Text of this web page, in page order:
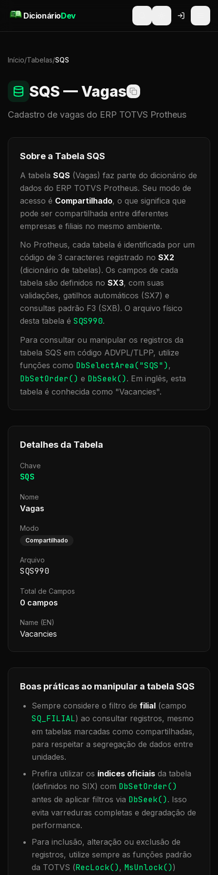
DicionárioDev
Início/Tabelas/SQS
SQS — Vagas
Cadastro de vagas do ERP TOTVS Protheus
Sobre a Tabela SQS
A tabela SQS (Vagas) faz parte do dicionário de
dados do ERP TOTVS Protheus. Seu modo de
acesso é Compartilhado, o que significa que
pode ser compartilhada entre diferentes
empresas e filiais no mesmo ambiente.
No Protheus, cada tabela é identificada por um
código de 3 caracteres registrado no SX2
(dicionário de tabelas). Os campos de cada
tabela são definidos no SX3, com suas
validações, gatilhos automáticos (SX7) e
consultas padrão F3 (SXB). O arquivo físico
desta tabela é SQS990.
Para consultar ou manipular os registros da
tabela SQS em código ADVPL/TLPP, utilize
funções como DbSelectArea("SQS"),
DbSetOrder() e DbSeek(). Em inglês, esta
tabela é conhecida como "Vacancies".
Detalhes da Tabela
Chave
SQS
Nome
Vagas
Modo
Compartilhado
Arquivo
SQS990
Total de Campos
0 campos
Name (EN)
Vacancies
Boas práticas ao manipular a tabela SQS
Sempre considere o filtro de filial (campo
SQ_FILIAL) ao consultar registros, mesmo
em tabelas marcadas como compartilhadas,
para respeitar a segregação de dados entre
unidades.
Prefira utilizar os índices oficiais da tabela
(definidos no SIX) com DbSetOrder()
antes de aplicar filtros via DbSeek(). Isso
evita varreduras completas e degradação de
performance.
Para inclusão, alteração ou exclusão de
registros, utilize sempre as funções padrão
da TOTVS (RecLock(), MsUnlock())